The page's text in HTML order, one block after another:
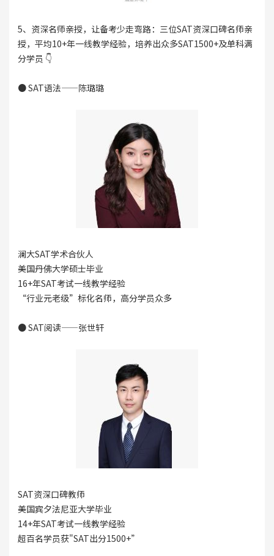
5、资深名师亲授，让备考少走弯路：三位SAT资深口碑名师亲
授，平均10+年一线教学经验，培养出众多SAT1500+及单科满
分学员 👇
● SAT语法——陈璐璐
澜大SAT学术合伙人
美国丹佛大学硕士毕业
16+年SAT考试一线教学经验
“行业元老级”标化名师，高分学员众多
● SAT阅读——张世轩
SAT资深口碑教师
美国宾夕法尼亚大学毕业
14+年SAT考试一线教学经验
超百名学员获"SAT出分1500+”